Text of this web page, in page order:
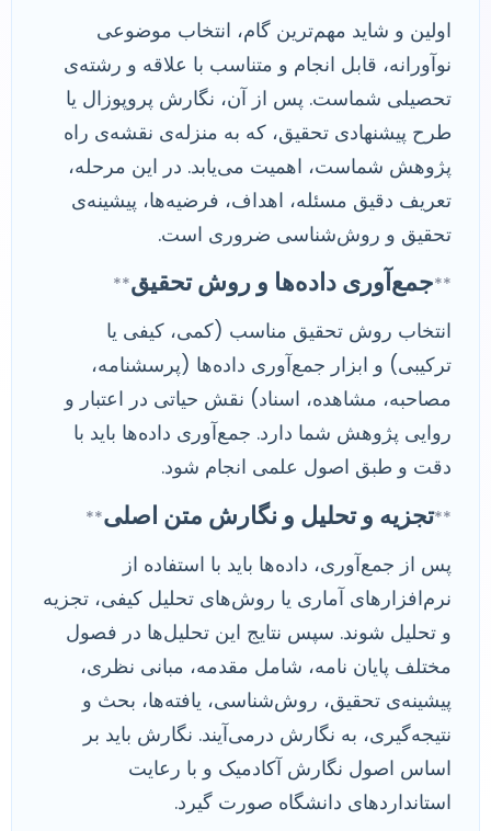
اولین و شاید مهم‌ترین گام، انتخاب موضوعی
نوآورانه، قابل انجام و متناسب با علاقه و رشته‌ی
تحصیلی شماست. پس از آن، نگارش پروپوزال یا
طرح پیشنهادی تحقیق، که به منزله‌ی نقشه‌ی راه
پژوهش شماست، اهمیت می‌یابد. در این مرحله،
تعریف دقیق مسئله، اهداف، فرضیه‌ها، پیشینه‌ی
تحقیق و روش‌شناسی ضروری است.
**جمع‌آوری داده‌ها و روش تحقیق**
انتخاب روش تحقیق مناسب (کمی، کیفی یا
ترکیبی) و ابزار جمع‌آوری داده‌ها (پرسشنامه،
مصاحبه، مشاهده، اسناد) نقش حیاتی در اعتبار و
روایی پژوهش شما دارد. جمع‌آوری داده‌ها باید با
دقت و طبق اصول علمی انجام شود.
**تجزیه و تحلیل و نگارش متن اصلی**
پس از جمع‌آوری، داده‌ها باید با استفاده از
نرم‌افزارهای آماری یا روش‌های تحلیل کیفی، تجزیه
و تحلیل شوند. سپس نتایج این تحلیل‌ها در فصول
مختلف پایان نامه، شامل مقدمه، مبانی نظری،
پیشینه‌ی تحقیق، روش‌شناسی، یافته‌ها، بحث و
نتیجه‌گیری، به نگارش درمی‌آیند. نگارش باید بر
اساس اصول نگارش آکادمیک و با رعایت
استانداردهای دانشگاه صورت گیرد.